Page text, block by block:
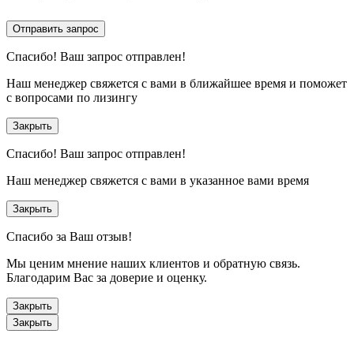
Отправить запрос
Спасибо! Ваш запрос отправлен!
Наш менеджер свяжется с вами в ближайшее время и поможет
с вопросами по лизингу
Закрыть
Спасибо! Ваш запрос отправлен!
Наш менеджер свяжется с вами в указанное вами время
Закрыть
Спасибо за Ваш отзыв!
Мы ценим мнение наших клиентов и обратную связь.
Благодарим Вас за доверие и оценку.
Закрыть
Закрыть